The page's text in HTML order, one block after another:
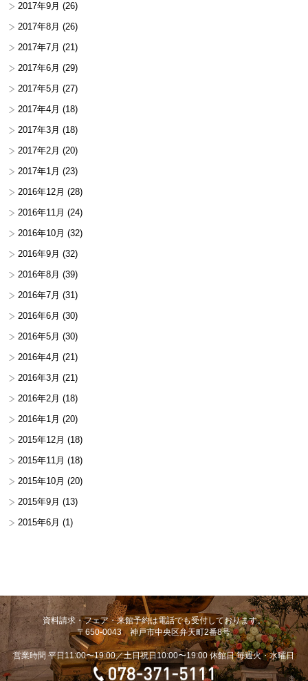
2017年9月 (26)
2017年8月 (26)
2017年7月 (21)
2017年6月 (29)
2017年5月 (27)
2017年4月 (18)
2017年3月 (18)
2017年2月 (20)
2017年1月 (23)
2016年12月 (28)
2016年11月 (24)
2016年10月 (32)
2016年9月 (32)
2016年8月 (39)
2016年7月 (31)
2016年6月 (30)
2016年5月 (30)
2016年4月 (21)
2016年3月 (21)
2016年2月 (18)
2016年1月 (20)
2015年12月 (18)
2015年11月 (18)
2015年10月 (20)
2015年9月 (13)
2015年6月 (1)
資料請求・フェア・来館予約は電話でも受付しております。
〒650-0043 神戸市中央区弁天町2番8号
営業時間 平日11:00〜19:00／土日祝日10:00〜19:00 休館日 毎週火・水曜日